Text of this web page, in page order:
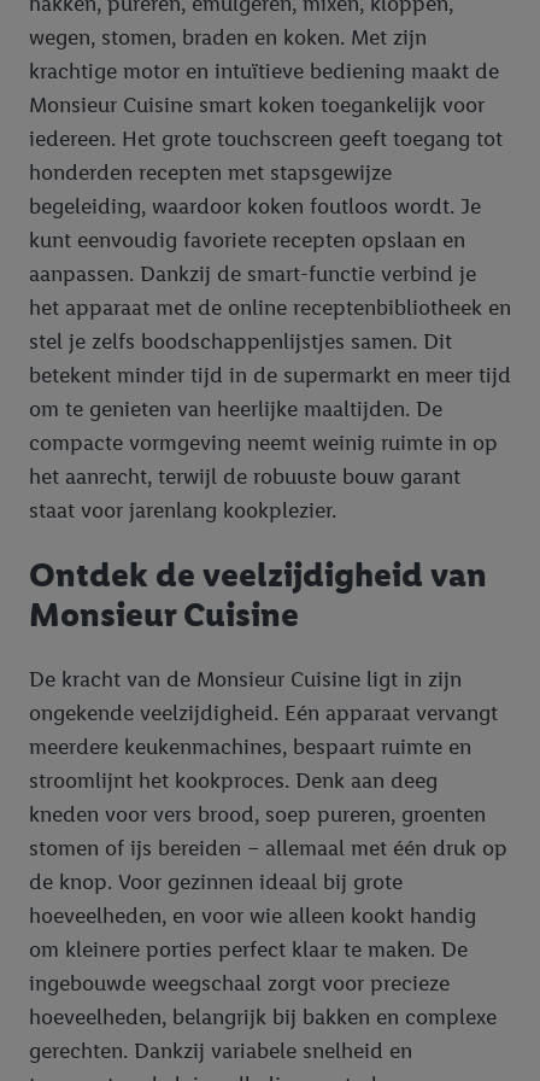
wegen, stomen, braden en koken. Met zijn
krachtige motor en intuïtieve bediening maakt de
Monsieur Cuisine smart koken toegankelijk voor
iedereen. Het grote touchscreen geeft toegang tot
honderden recepten met stapsgewijze
begeleiding, waardoor koken foutloos wordt. Je
kunt eenvoudig favoriete recepten opslaan en
aanpassen. Dankzij de smart-functie verbind je
het apparaat met de online receptenbibliotheek en
stel je zelfs boodschappenlijstjes samen. Dit
betekent minder tijd in de supermarkt en meer tijd
om te genieten van heerlijke maaltijden. De
compacte vormgeving neemt weinig ruimte in op
het aanrecht, terwijl de robuuste bouw garant
staat voor jarenlang kookplezier.
Ontdek de veelzijdigheid van
Monsieur Cuisine
De kracht van de Monsieur Cuisine ligt in zijn
ongekende veelzijdigheid. Eén apparaat vervangt
meerdere keukenmachines, bespaart ruimte en
stroomlijnt het kookproces. Denk aan deeg
kneden voor vers brood, soep pureren, groenten
stomen of ijs bereiden – allemaal met één druk op
de knop. Voor gezinnen ideaal bij grote
hoeveelheden, en voor wie alleen kookt handig
om kleinere porties perfect klaar te maken. De
ingebouwde weegschaal zorgt voor precieze
hoeveelheden, belangrijk bij bakken en complexe
gerechten. Dankzij variabele snelheid en
webshop aan uw winkelmandje toe te voegen, maar het niet te
kopen), ook op verschillende apparaten en verschillende Lidl-
diensten worden weergegeven als er met behulp van uw
gehashte e-mailadres en eventuele andere
identificatiegegevens/identificatiegegevens waarover Criteo
SA beschikt, meerdere eindapparaten of Lidl-diensten aan u
kunnen worden toegewezen.
Onder “Aanpassen” kunt u individuele doeleinden toestaan en
meer informatie vinden over de gegevensverwerking.
Door op “weigeren” te klikken, kunt u alleen het gebruik van de
noodzakelijke technologieën toestaan. Door op “aanvaarden” te
klikken, stemt u in met alle verwerkingen voor alle
bovengenoemde doeleinden. Meer informatie, waaronder de
bewaartermijn van de gegevens en uw recht om uw
toestemming te allen tijde met vooruitwerkende kracht in te
trekken, vindt u in onzeprivacyverklaring.Je vindt het
impressum hier.